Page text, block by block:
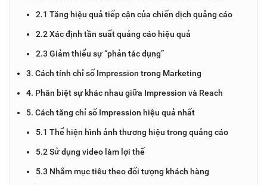
2.1 Tăng hiệu quả tiếp cận của chiến dịch quảng cáo
2.2 Xác định tần suất quảng cáo hiệu quả
2.3 Giảm thiểu sự “phản tác dụng”
3. Cách tính chỉ số Impression trong Marketing
4. Phân biệt sự khác nhau giữa Impression và Reach
5. Cách tăng chỉ số Impression hiệu quả nhất
5.1 Thể hiện hình ảnh thương hiệu trong quảng cáo
5.2 Sử dụng video làm lợi thế
5.3 Nhắm mục tiêu theo đối tượng khách hàng